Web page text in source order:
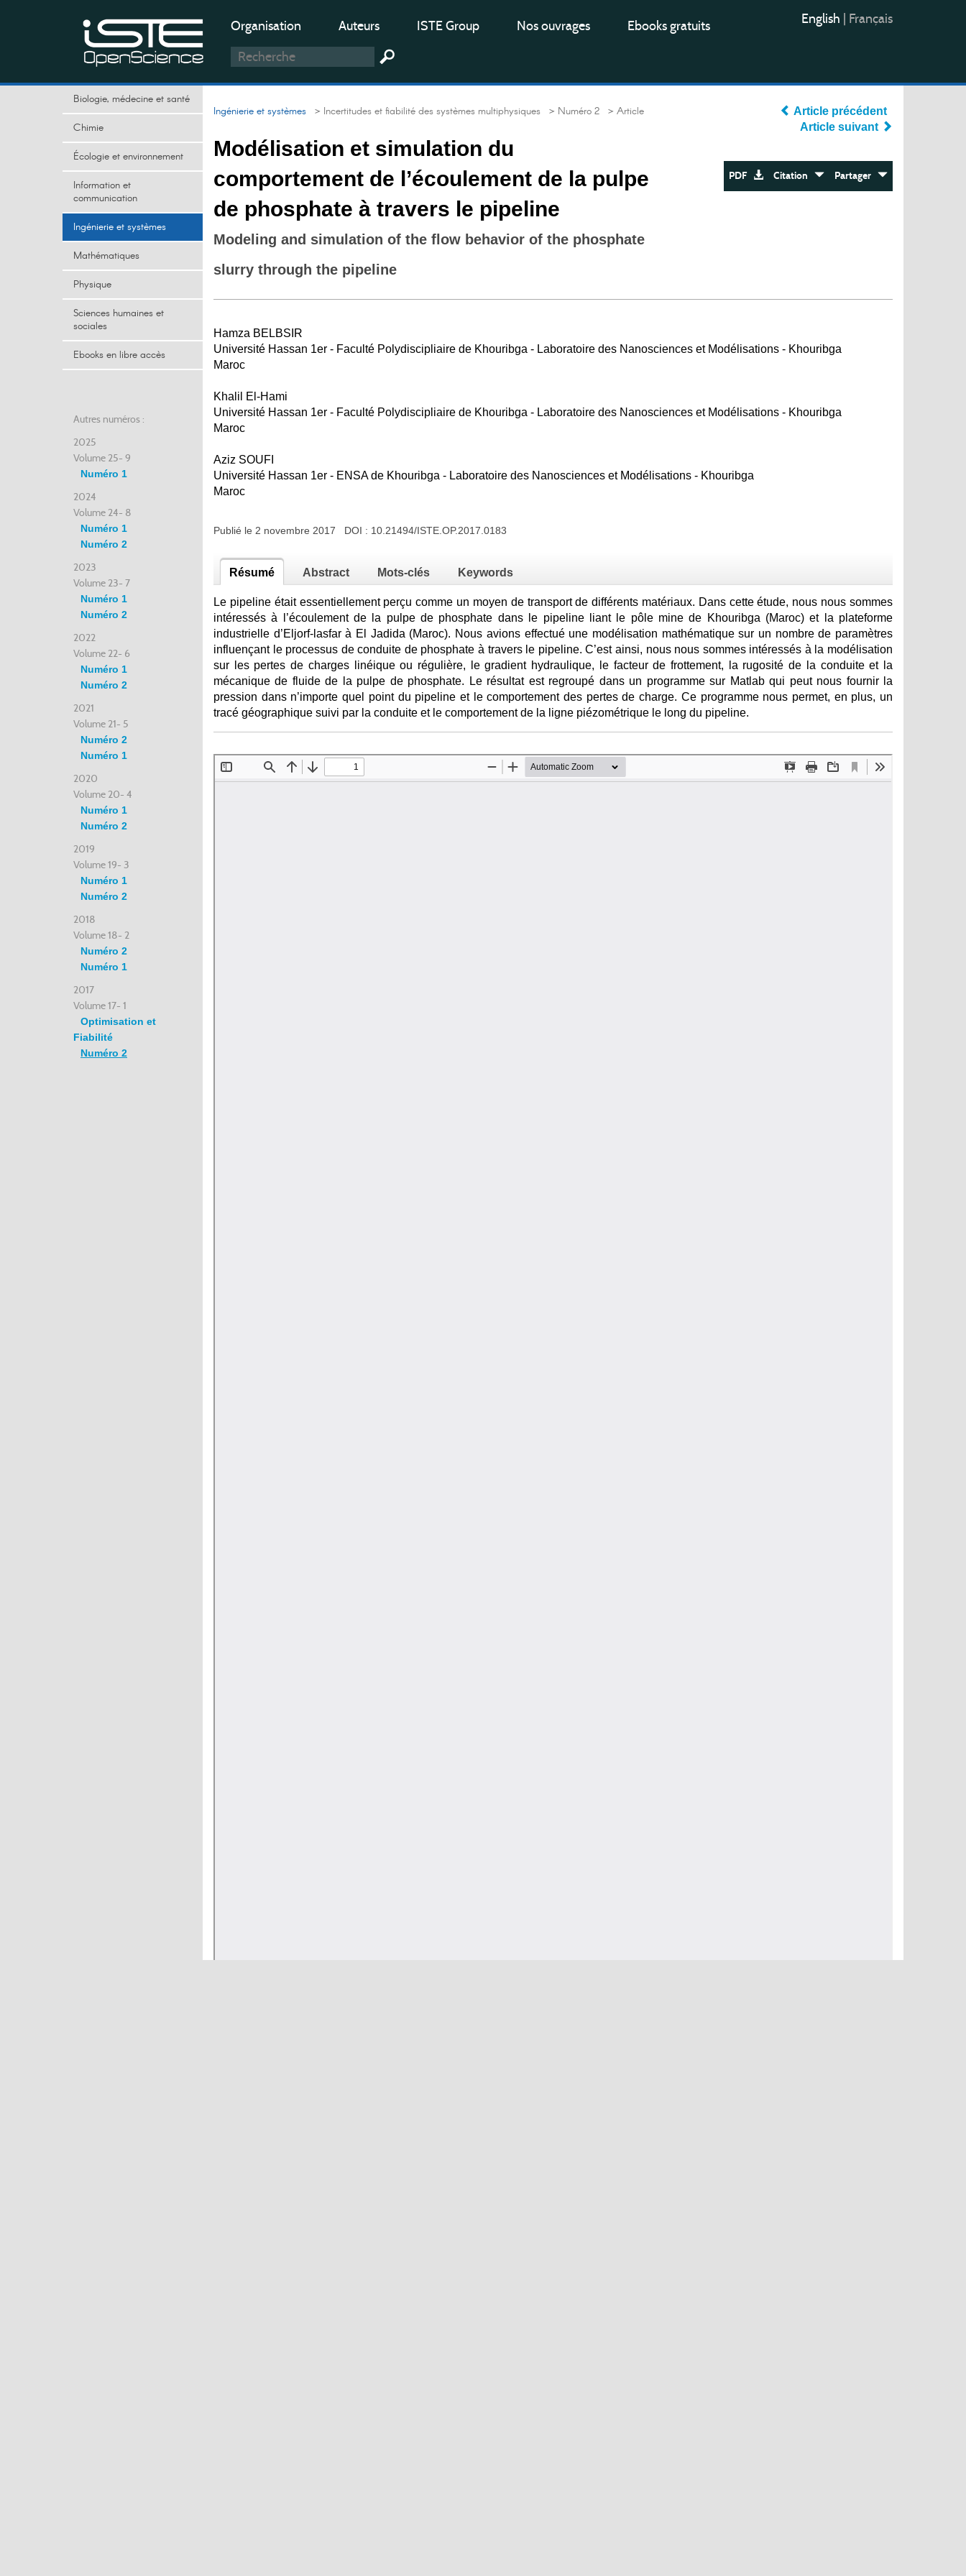
Organisation Auteurs ISTE Group Nos ouvrages Ebooks gratuits English Français
Biologie, médecine et santé
Chimie
Écologie et environnement
Information et
communication
Ingénierie et systèmes
Mathématiques
Physique
Sciences humaines et
sociales
Ebooks en libre accès
Autres numéros :
2025
Volume 25- 9
Numéro 1
2024
Volume 24- 8
Numéro 1
Numéro 2
2023
Volume 23- 7
Numéro 1
Numéro 2
2022
Volume 22- 6
Numéro 1
Numéro 2
2021
Volume 21- 5
Numéro 2
Numéro 1
2020
Volume 20- 4
Numéro 1
Numéro 2
2019
Volume 19- 3
Numéro 1
Numéro 2
2018
Volume 18- 2
Numéro 2
Numéro 1
2017
Volume 17- 1
Optimisation et
Fiabilité
Numéro 2
Ingénierie et systèmes > Incertitudes et fiabilité des systèmes multiphysiques > Numéro 2 > Article
Modélisation et simulation du
comportement de l’écoulement de la pulpe
de phosphate à travers le pipeline
Modeling and simulation of the flow behavior of the phosphate
slurry through the pipeline
Article précédent
Article suivant
PDF Citation Partager
Hamza BELBSIR
Université Hassan 1er - Faculté Polydiscipliaire de Khouribga - Laboratoire des Nanosciences et Modélisations - Khouribga
Maroc
Khalil El-Hami
Université Hassan 1er - Faculté Polydiscipliaire de Khouribga - Laboratoire des Nanosciences et Modélisations - Khouribga
Maroc
Aziz SOUFI
Université Hassan 1er - ENSA de Khouribga - Laboratoire des Nanosciences et Modélisations - Khouribga
Maroc
Publié le 2 novembre 2017 DOI : 10.21494/ISTE.OP.2017.0183
Résumé Abstract Mots-clés Keywords
Le pipeline était essentiellement perçu comme un moyen de transport de différents matériaux. Dans cette étude, nous nous sommes
intéressés à l’écoulement de la pulpe de phosphate dans le pipeline liant le pôle mine de Khouribga (Maroc) et la plateforme
industrielle d’Eljorf-lasfar à El Jadida (Maroc). Nous avions effectué une modélisation mathématique sur un nombre de paramètres
influençant le processus de conduite de phosphate à travers le pipeline. C’est ainsi, nous nous sommes intéressés à la modélisation
sur les pertes de charges linéique ou régulière, le gradient hydraulique, le facteur de frottement, la rugosité de la conduite et la
mécanique de fluide de la pulpe de phosphate. Le résultat est regroupé dans un programme sur Matlab qui peut nous fournir la
pression dans n’importe quel point du pipeline et le comportement des pertes de charge. Ce programme nous permet, en plus, un
tracé géographique suivi par la conduite et le comportement de la ligne piézométrique le long du pipeline.